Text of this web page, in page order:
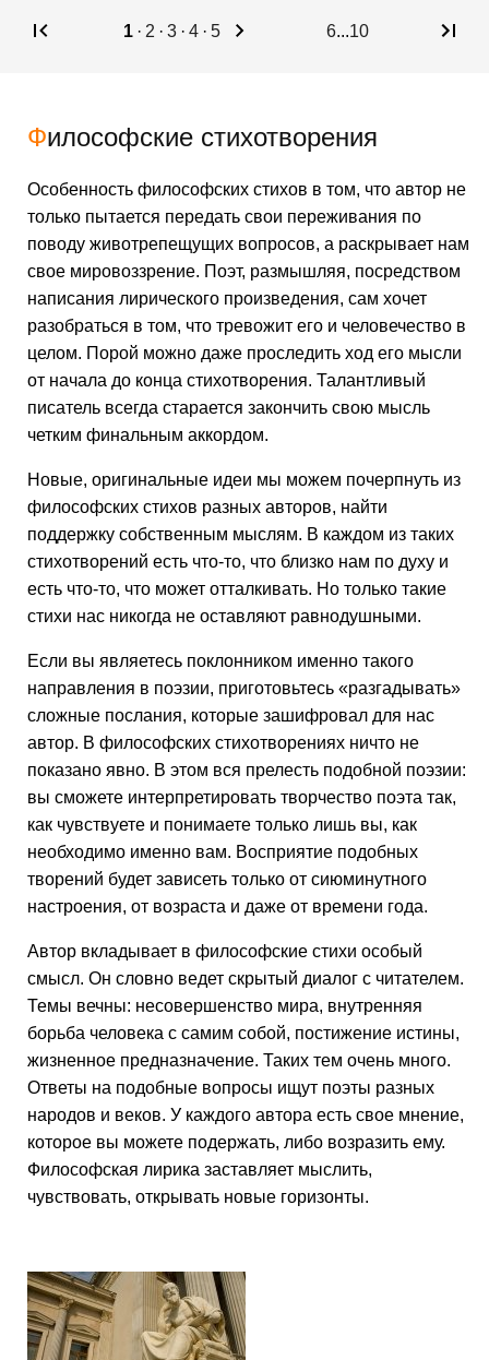
1 · 2 · 3 · 4 · 5 6...10
Философские стихотворения
Особенность философских стихов в том, что автор не
только пытается передать свои переживания по
поводу животрепещущих вопросов, а раскрывает нам
свое мировоззрение. Поэт, размышляя, посредством
написания лирического произведения, сам хочет
разобраться в том, что тревожит его и человечество в
целом. Порой можно даже проследить ход его мысли
от начала до конца стихотворения. Талантливый
писатель всегда старается закончить свою мысль
четким финальным аккордом.
Новые, оригинальные идеи мы можем почерпнуть из
философских стихов разных авторов, найти
поддержку собственным мыслям. В каждом из таких
стихотворений есть что-то, что близко нам по духу и
есть что-то, что может отталкивать. Но только такие
стихи нас никогда не оставляют равнодушными.
Если вы являетесь поклонником именно такого
направления в поэзии, приготовьтесь «разгадывать»
сложные послания, которые зашифровал для нас
автор. В философских стихотворениях ничто не
показано явно. В этом вся прелесть подобной поэзии:
вы сможете интерпретировать творчество поэта так,
как чувствуете и понимаете только лишь вы, как
необходимо именно вам. Восприятие подобных
творений будет зависеть только от сиюминутного
настроения, от возраста и даже от времени года.
Автор вкладывает в философские стихи особый
смысл. Он словно ведет скрытый диалог с читателем.
Темы вечны: несовершенство мира, внутренняя
борьба человека с самим собой, постижение истины,
жизненное предназначение. Таких тем очень много.
Ответы на подобные вопросы ищут поэты разных
народов и веков. У каждого автора есть свое мнение,
которое вы можете подержать, либо возразить ему.
Философская лирика заставляет мыслить,
чувствовать, открывать новые горизонты.